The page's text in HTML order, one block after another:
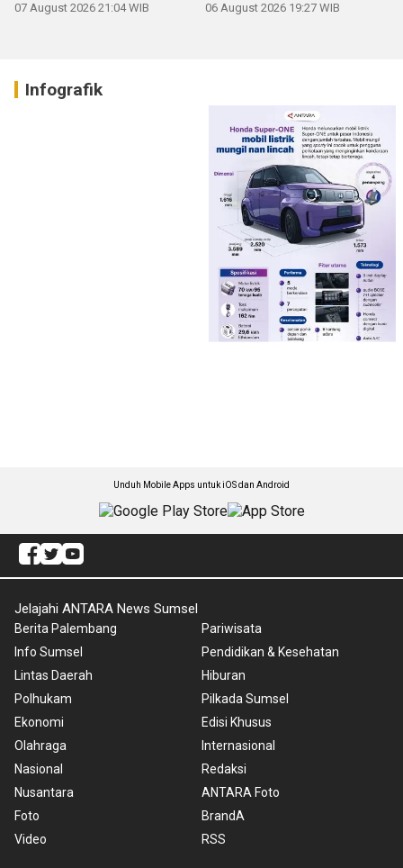
07 August 2026 21:04 WIB 06 August 2026 19:27 WIB
Infografik
Unduh Mobile Apps untuk iOS dan Android
Jelajahi ANTARA News Sumsel
Berita Palembang
Info Sumsel
Lintas Daerah
Polhukam
Ekonomi
Olahraga
Nasional
Nusantara
Foto
Video
Pariwisata
Pendidikan & Kesehatan
Hiburan
Pilkada Sumsel
Edisi Khusus
Internasional
Redaksi
ANTARA Foto
BrandA
RSS